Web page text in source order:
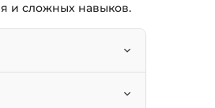
и сложных навыков.
профессиональные